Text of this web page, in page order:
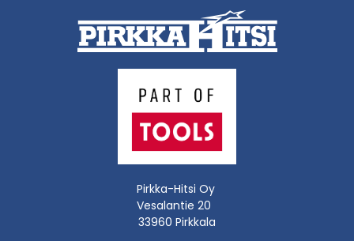
Pirkka-Hitsi Oy
Vesalantie 20
33960 Pirkkala